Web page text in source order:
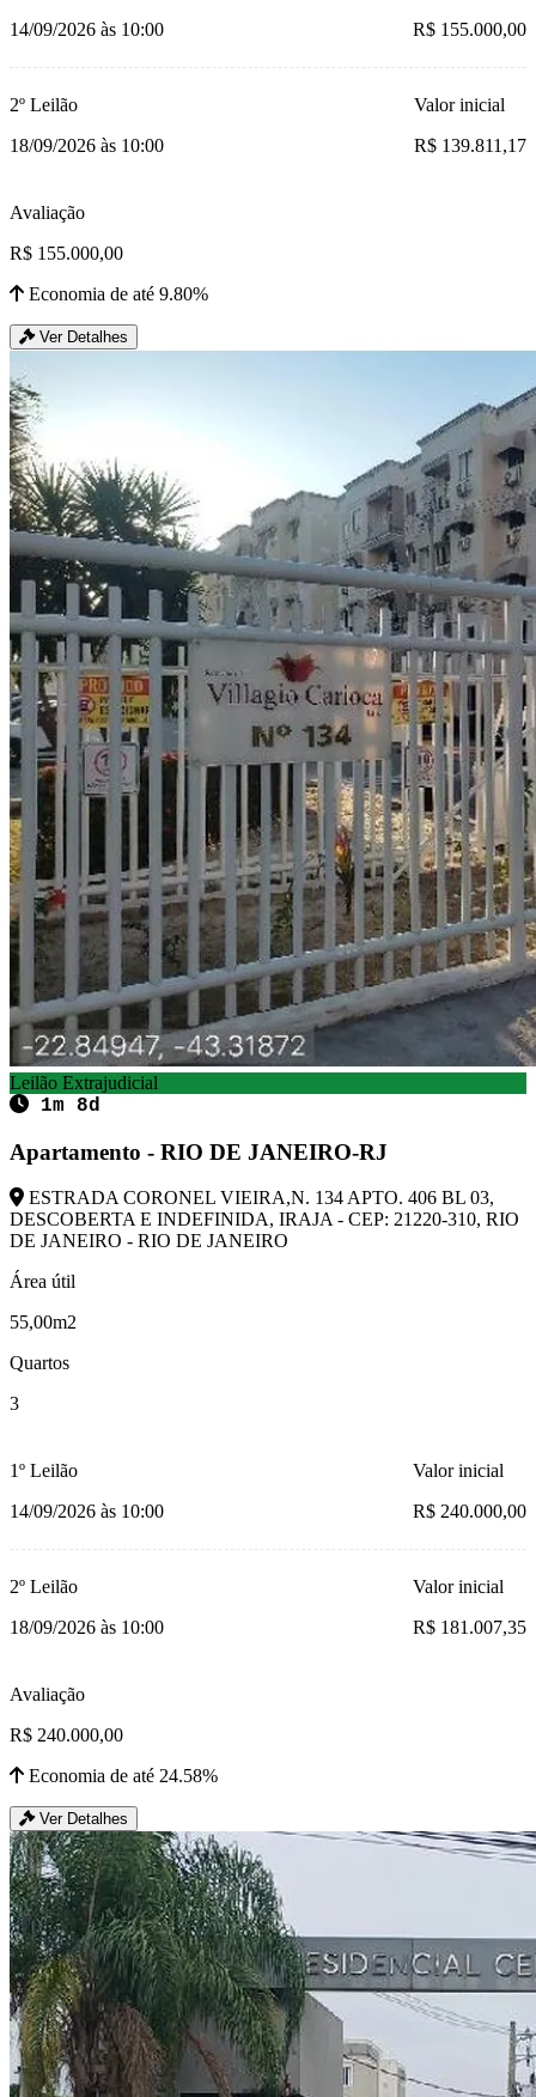
14/09/2026 às 10:00
R$ 155.000,00
2º Leilão
18/09/2026 às 10:00
Valor inicial
R$ 139.811,17
Avaliação
R$ 155.000,00
Economia de até 9.80%
Ver Detalhes
Leilão Extrajudicial
1m 8d
Apartamento - RIO DE JANEIRO-RJ
ESTRADA CORONEL VIEIRA,N. 134 APTO. 406 BL 03,
DESCOBERTA E INDEFINIDA, IRAJA - CEP: 21220-310, RIO
DE JANEIRO - RIO DE JANEIRO
Área útil
55,00m2
Quartos
3
1º Leilão
14/09/2026 às 10:00
Valor inicial
R$ 240.000,00
2º Leilão
18/09/2026 às 10:00
Valor inicial
R$ 181.007,35
Avaliação
R$ 240.000,00
Economia de até 24.58%
Ver Detalhes